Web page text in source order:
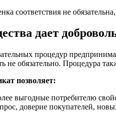
соответствия не
дает
процедур
не обязательно. Процедура
позволяет:
выгодные потребителю
доверие покупателей,